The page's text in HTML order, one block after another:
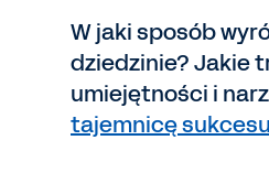
W jaki sposób
dziedzinie? Jakie
umiejętności i
tajemnicę sukcesu